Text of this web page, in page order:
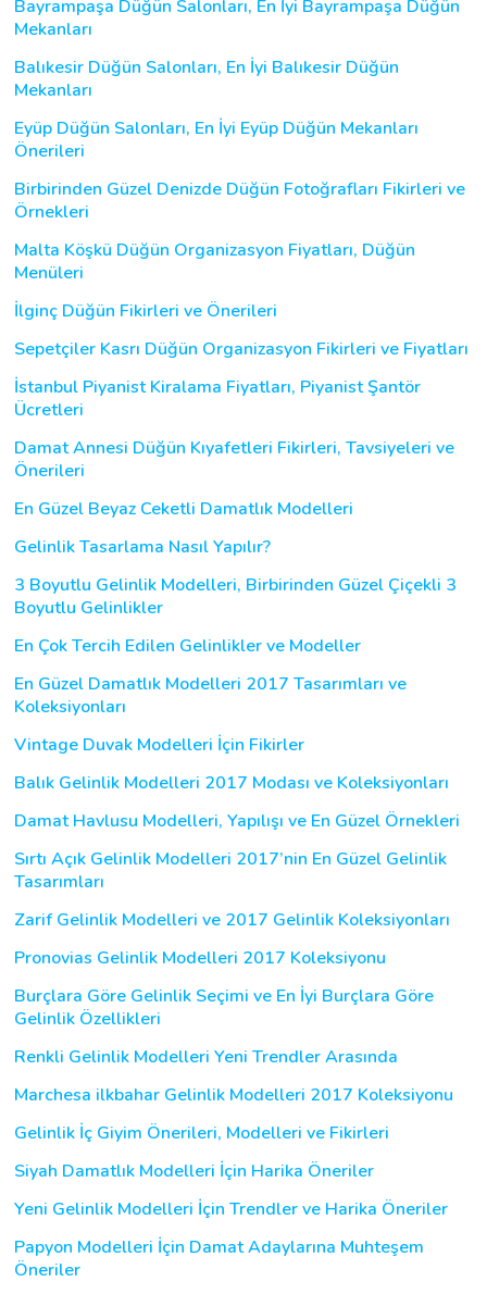
Bayrampaşa Düğün Salonları, En İyi Bayrampaşa Düğün
Mekanları
Balıkesir Düğün Salonları, En İyi Balıkesir Düğün
Mekanları
Eyüp Düğün Salonları, En İyi Eyüp Düğün Mekanları
Önerileri
Birbirinden Güzel Denizde Düğün Fotoğrafları Fikirleri ve
Örnekleri
Malta Köşkü Düğün Organizasyon Fiyatları, Düğün
Menüleri
İlginç Düğün Fikirleri ve Önerileri
Sepetçiler Kasrı Düğün Organizasyon Fikirleri ve Fiyatları
İstanbul Piyanist Kiralama Fiyatları, Piyanist Şantör
Ücretleri
Damat Annesi Düğün Kıyafetleri Fikirleri, Tavsiyeleri ve
Önerileri
En Güzel Beyaz Ceketli Damatlık Modelleri
Gelinlik Tasarlama Nasıl Yapılır?
3 Boyutlu Gelinlik Modelleri, Birbirinden Güzel Çiçekli 3
Boyutlu Gelinlikler
En Çok Tercih Edilen Gelinlikler ve Modeller
En Güzel Damatlık Modelleri 2017 Tasarımları ve
Koleksiyonları
Vintage Duvak Modelleri İçin Fikirler
Balık Gelinlik Modelleri 2017 Modası ve Koleksiyonları
Damat Havlusu Modelleri, Yapılışı ve En Güzel Örnekleri
Sırtı Açık Gelinlik Modelleri 2017’nin En Güzel Gelinlik
Tasarımları
Zarif Gelinlik Modelleri ve 2017 Gelinlik Koleksiyonları
Pronovias Gelinlik Modelleri 2017 Koleksiyonu
Burçlara Göre Gelinlik Seçimi ve En İyi Burçlara Göre
Gelinlik Özellikleri
Renkli Gelinlik Modelleri Yeni Trendler Arasında
Marchesa ilkbahar Gelinlik Modelleri 2017 Koleksiyonu
Gelinlik İç Giyim Önerileri, Modelleri ve Fikirleri
Siyah Damatlık Modelleri İçin Harika Öneriler
Yeni Gelinlik Modelleri İçin Trendler ve Harika Öneriler
Papyon Modelleri İçin Damat Adaylarına Muhteşem
Öneriler